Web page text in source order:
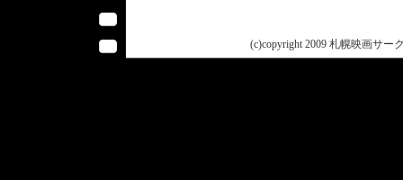
(c)copyright 2009 札幌映画サー